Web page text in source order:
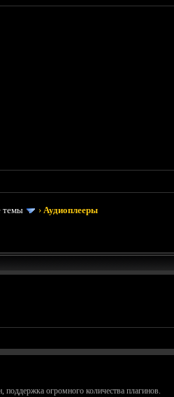
темы ›Аудиоплееры
огромного количества плагинов.